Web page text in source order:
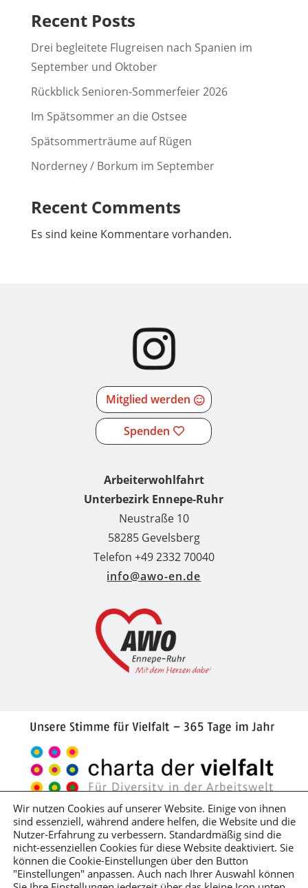
Recent Posts
Drei begleitete Flugreisen nach Spanien im
September und Oktober
Rückblick Senioren-Sommerfeier 2026
Im Spätsommer an die Ostsee
Spätsommerträume auf Rügen
Norderney / Borkum im September
Recent Comments
Es sind keine Kommentare vorhanden.
Mitglied werden
Spenden
Arbeiterwohlfahrt
Unterbezirk Ennepe-Ruhr
Neustraße 10
58285 Gevelsberg
Telefon +49 2332 70040
info@awo-en.de
Impressum
Datenschutzerklärung
Hinweisgeber*innenschutzgesetz
Lieferkettensorgfaltspflichtengesetz
Wir nutzen Cookies auf unserer Website. Einige von ihnen
sind essenziell, während andere helfen, die Website und die
Nutzer-Erfahrung zu verbessern. Standardmäßig sind die
nicht-essenziellen Cookies für diese Website deaktiviert. Sie
können die Cookie-Einstellungen über den Button
"Einstellungen" anpassen. Auch nach Ihrer Auswahl können